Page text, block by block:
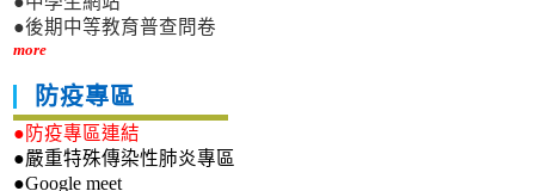
●後期中等教育普查問卷
more
防疫專區
●防疫專區連結
●嚴重特殊傳染性肺炎專區
●Google meet